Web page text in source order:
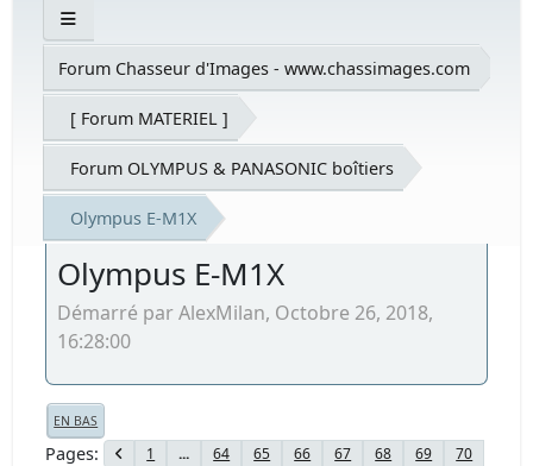
Forum Chasseur d'Images - www.chassimages.com
[ Forum MATERIEL ]
Forum OLYMPUS & PANASONIC boîtiers
Olympus E-M1X
Olympus E-M1X
Démarré par AlexMilan, Octobre 26, 2018,
16:28:00
EN BAS
Pages 1 ... 64 65 66 67 68 69
70